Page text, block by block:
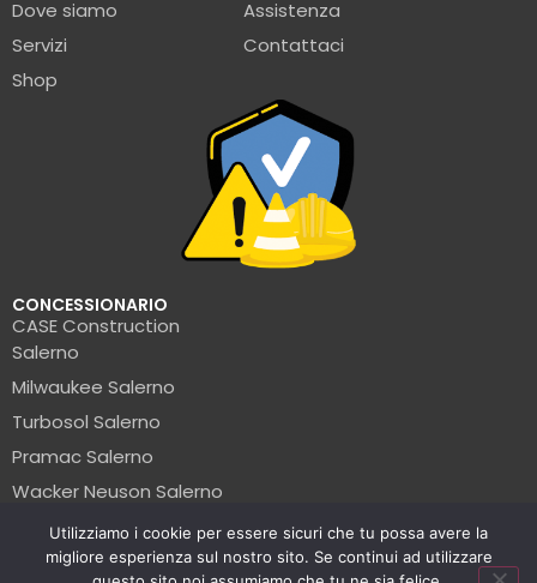
Dove siamo
Servizi
Shop
Assistenza
Contattaci
CONCESSIONARIO
CASE Construction
Salerno
Milwaukee Salerno
Turbosol Salerno
Pramac Salerno
Wacker Neuson Salerno
Clark Salerno
© La Formica Edile | P.IVA: 05456560654 | 2025
Utilizziamo i cookie per essere sicuri che tu possa avere la
migliore esperienza sul nostro sito. Se continui ad utilizzare